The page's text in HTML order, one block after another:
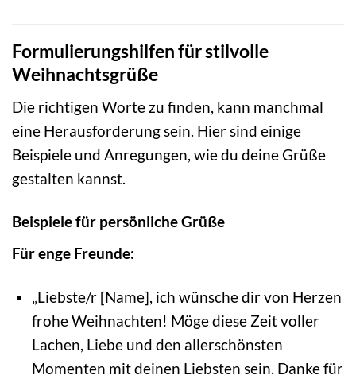
Formulierungshilfen für stilvolle
Weihnachtsgrüße
Die richtigen Worte zu finden, kann manchmal
eine Herausforderung sein. Hier sind einige
Beispiele und Anregungen, wie du deine Grüße
gestalten kannst.
Beispiele für persönliche Grüße
Für enge Freunde:
„Liebste/r [Name], ich wünsche dir von Herzen
frohe Weihnachten! Möge diese Zeit voller
Lachen, Liebe und den allerschönsten
Momenten mit deinen Liebsten sein. Danke für